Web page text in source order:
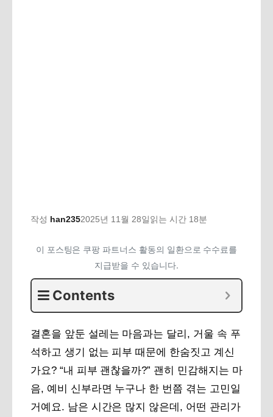
작성 han2352025년 11월 28일 읽는 시간 18분
이 포스팅은 쿠팡 파트너스 활동의 일환으로 수수료를
지급받을 수 있습니다.
Contents
결혼을 앞둔 설레는 마음과는 달리, 거울 속 푸
석하고 생기 없는 피부 때문에 한숨짓고 계신
가요? “내 피부 괜찮을까?” 괜히 민감해지는 마
음, 예비 신부라면 누구나 한 번쯤 겪는 고민일
거예요. 남은 시간은 많지 않은데, 어떤 관리가